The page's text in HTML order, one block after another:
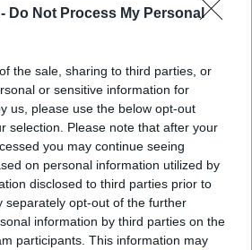
Do Not Process My Personal
the sale, sharing to third parties, or
or sensitive information for
us, please use the below opt-out
selection. Please note that after your
you may continue seeing
on personal information utilized by
disclosed to third parties prior to
separately opt-out of the further
information by third parties on the
participants. This information may
συνεχίζουν μαζί: Ανανέωση της
συνεργασίας τους μέχρι το
τον ΟΤΕ στη διεθνή σειρά δεικτών
το Αρχαίο Θέατρο Επιδαύρου άνοιξε τις